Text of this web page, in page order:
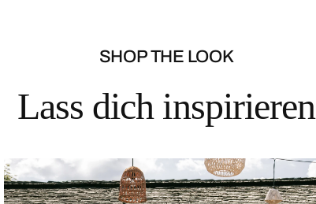
SHOP THE LOOK
Lass dich inspirieren